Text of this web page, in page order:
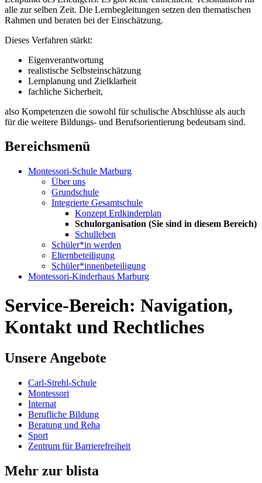
alle zur selben Zeit. Die Lernbegleitungen setzen den thematischen
Rahmen und beraten bei der Einschätzung.
Dieses Verfahren stärkt:
Eigenverantwortung
realistische Selbsteinschätzung
Lernplanung und Zielklarheit
fachliche Sicherheit,
also Kompetenzen die sowohl für schulische Abschlüsse als auch
für die weitere Bildungs- und Berufsorientierung bedeutsam sind.
Bereichsmenü
Montessori-Schule Marburg
Über uns
Grundschule
Integrierte Gesamtschule
Konzept Erdkinderplan
Schulorganisation (Sie sind in diesem Bereich)
Schulleben
Schüler*in werden
Elternbeteiligung
Schüler*innenbeteiligung
Montessori-Kinderhaus Marburg
Service-Bereich: Navigation,
Kontakt und Rechtliches
Unsere Angebote
Carl-Strehl-Schule
Montessori
Internat
Berufliche Bildung
Beratung und Reha
Sport
Zentrum für Barrierefreiheit
Mehr zur blista